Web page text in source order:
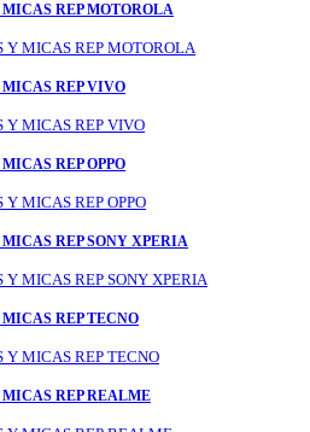
REP MOTOROLA
REP VIVO
REP OPPO
REP SONY XPERIA
REP TECNO
REP REALME